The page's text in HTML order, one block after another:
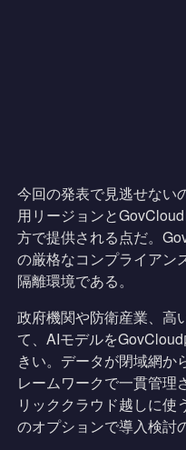
今回の発表で見逃せない
用リージョンと
方で提供される点だ。
の厳格なコンプライアン
隔離環境である。
政府機関や防衛産業、高
て、AIモデルを
きい。データが閉域網か
レームワークで一貫管理
リッククラウド越しに使
のオプションで導入検討